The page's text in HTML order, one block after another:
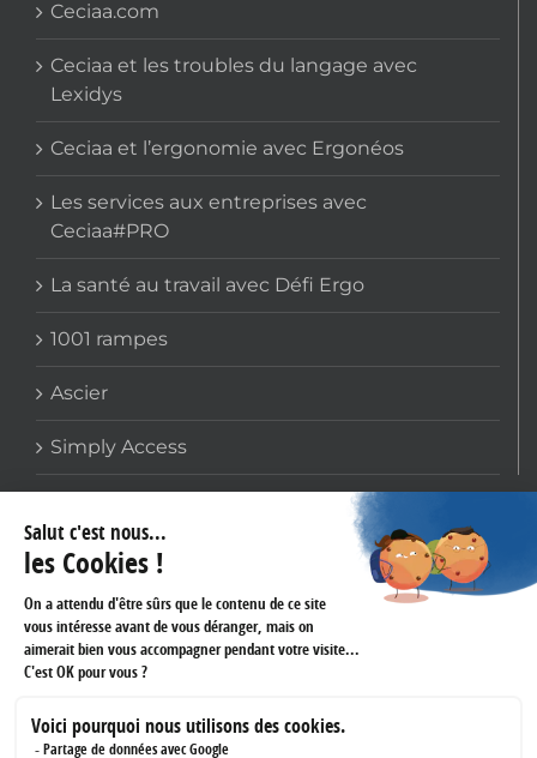
Ceciaa.com
Ceciaa et les troubles du langage avec
Lexidys
Ceciaa et l’ergonomie avec Ergonéos
Les services aux entreprises avec
Ceciaa#PRO
La santé au travail avec Défi Ergo
1001 rampes
Ascier
Simply Access
COORDONNÉES
159 avenue Gallieni
93170 BAGNOLET
Téléphone :
01 60 43 61 45